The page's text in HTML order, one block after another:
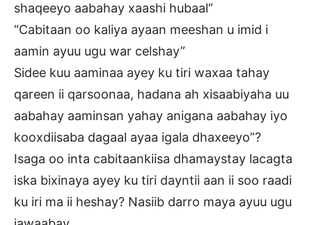
shaqeeyo aabahay xaashi hubaal”
“Cabitaan oo kaliya ayaan meeshan u imid i
aamin ayuu ugu war celshay”
Sidee kuu aaminaa ayey ku tiri waxaa tahay
qareen ii qarsoonaa, hadana ah xisaabiyaha uu
aabahay aaminsan yahay anigana aabahay iyo
kooxdiisaba dagaal ayaa igala dhaxeeyo”?
Isaga oo inta cabitaankiisa dhamaystay lacagta
iska bixinaya ayey ku tiri dayntii aan ii soo raadi
ku iri ma ii heshay? Nasiib darro maya ayuu ugu